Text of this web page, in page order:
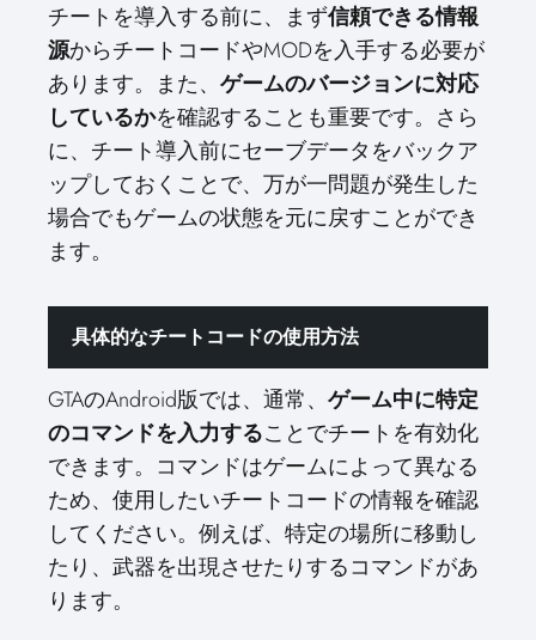
チートを導入する前に、まず信頼できる情報
源からチートコードやMODを入手する必要が
あります。また、 ゲームのバージョンに対応
しているかを確認することも重要です。さら
に、チート導入前にセーブデータをバックア
ップしておくことで、万が一問題が発生した
場合でもゲームの状態を元に戻すことができ
ます。
具体的なチートコードの使用方法
GTAのAndroid版では、通常、 ゲーム中に特定
のコマンドを入力することでチートを有効化
できます。コマンドはゲームによって異なる
ため、使用したいチートコードの情報を確認
してください。例えば、特定の場所に移動し
たり、武器を出現させたりするコマンドがあ
ります。